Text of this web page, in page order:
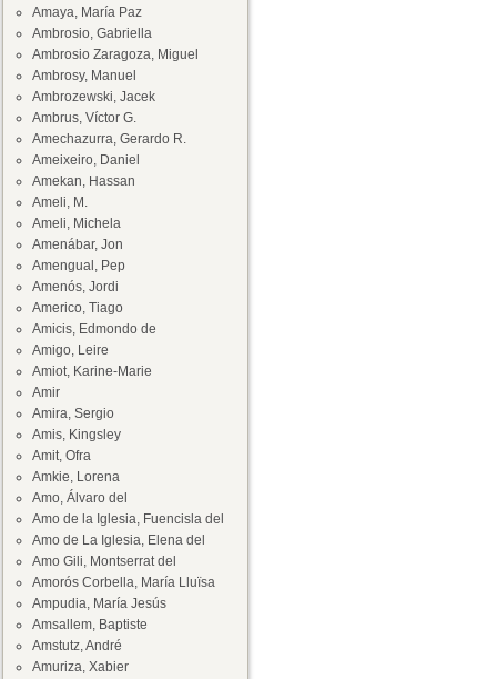
Amaya, María Paz
Ambrosio, Gabriella
Ambrosio Zaragoza, Miguel
Ambrosy, Manuel
Ambrozewski, Jacek
Ambrus, Víctor G.
Amechazurra, Gerardo R.
Ameixeiro, Daniel
Amekan, Hassan
Ameli, M.
Ameli, Michela
Amenábar, Jon
Amengual, Pep
Amenós, Jordi
Americo, Tiago
Amicis, Edmondo de
Amigo, Leire
Amiot, Karine-Marie
Amir
Amira, Sergio
Amis, Kingsley
Amit, Ofra
Amkie, Lorena
Amo, Álvaro del
Amo de la Iglesia, Fuencisla del
Amo de La Iglesia, Elena del
Amo Gili, Montserrat del
Amorós Corbella, María Lluïsa
Ampudia, María Jesús
Amsallem, Baptiste
Amstutz, André
Amuriza, Xabier